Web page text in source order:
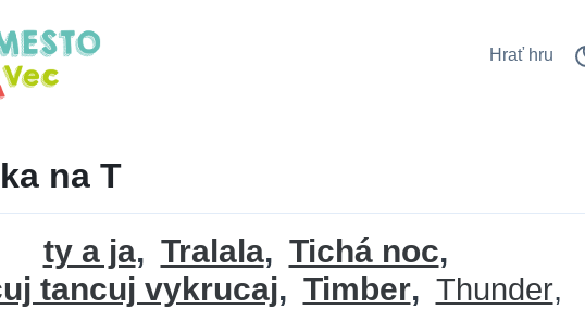
Hrať hru
na T
ty a ja Tralala Tichá noc
tancuj vykrucaj Timber
Thunder